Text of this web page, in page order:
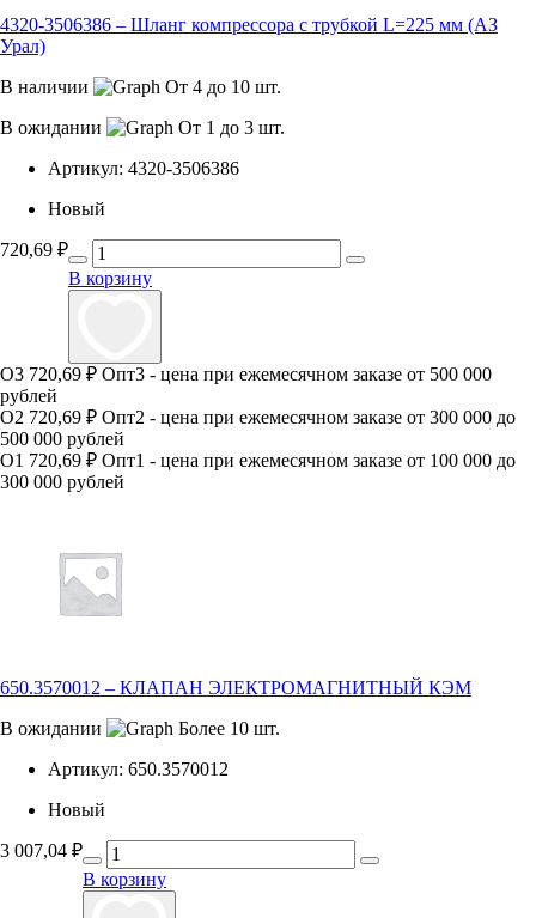
4320-3506386 – Шланг компрессора с трубкой L=225 мм (АЗ
Урал)
В наличии
От 4 до 10 шт.
В ожидании
От 1 до 3 шт.
Артикул: 4320-3506386
Новый
720,69 ₽
В корзину
О3 720,69 ₽ Опт3 - цена при ежемесячном заказе от 500 000
рублей
О2 720,69 ₽ Опт2 - цена при ежемесячном заказе от 300 000 до
500 000 рублей
О1 720,69 ₽ Опт1 - цена при ежемесячном заказе от 100 000 до
300 000 рублей
650.3570012 – КЛАПАН ЭЛЕКТРОМАГНИТНЫЙ КЭМ
В ожидании
Более 10 шт.
Артикул: 650.3570012
Новый
3 007,04 ₽
В корзину